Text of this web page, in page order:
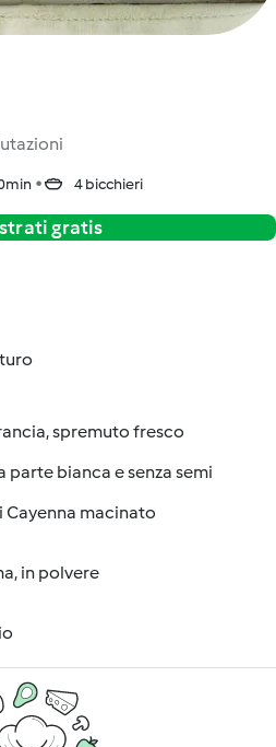
4 bicchieri
gratis
spremuto fresco
parte bianca e senza semi
Cayenna macinato
in polvere